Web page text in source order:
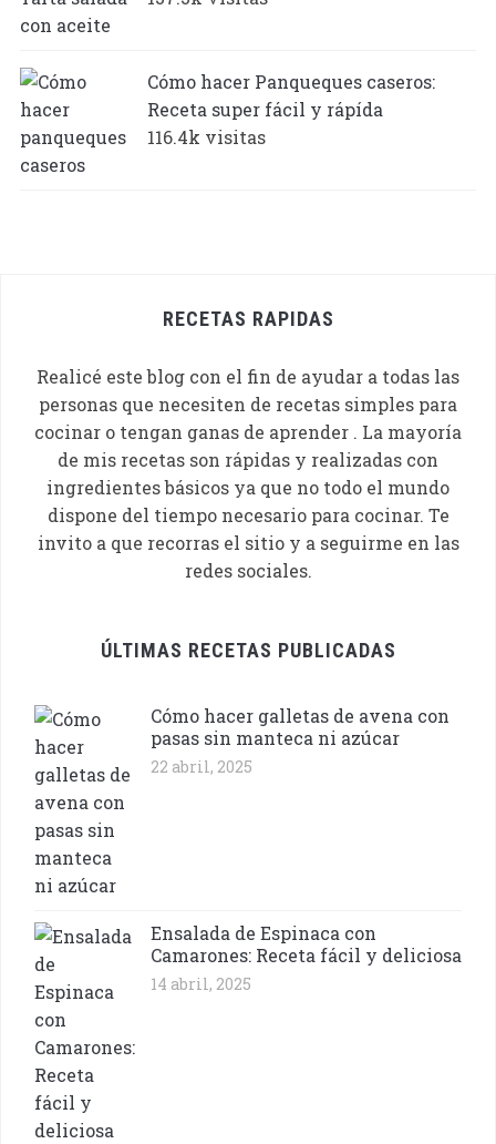
Cómo hacer Panqueques caseros:
Receta super fácil y rápída
116.4k visitas
RECETAS RAPIDAS
Realicé este blog con el fin de ayudar a todas las
personas que necesiten de recetas simples para
cocinar o tengan ganas de aprender . La mayoría
de mis recetas son rápidas y realizadas con
ingredientes básicos ya que no todo el mundo
dispone del tiempo necesario para cocinar. Te
invito a que recorras el sitio y a seguirme en las
redes sociales.
ÚLTIMAS RECETAS PUBLICADAS
Cómo hacer galletas de avena con
pasas sin manteca ni azúcar
22 abril, 2025
Ensalada de Espinaca con
Camarones: Receta fácil y deliciosa
14 abril, 2025